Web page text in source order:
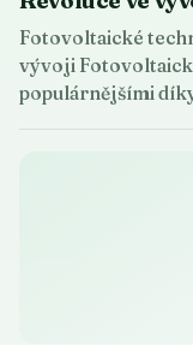
Fotovoltaické
vývoji
populárnějšími